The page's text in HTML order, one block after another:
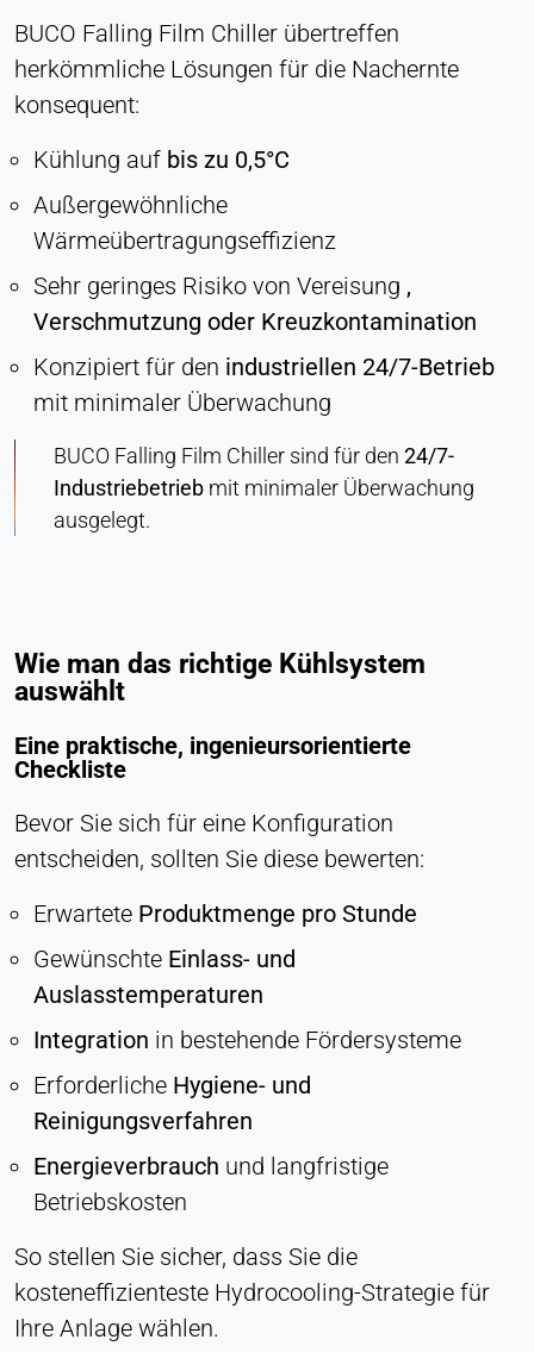
BUCO Falling Film Chiller übertreffen
herkömmliche Lösungen für die Nachernte
konsequent:
Kühlung auf bis zu 0,5°C
Außergewöhnliche
Wärmeübertragungseffizienz
Sehr geringes Risiko von Vereisung ,
Verschmutzung oder Kreuzkontamination
Konzipiert für den industriellen 24/7-Betrieb
mit minimaler Überwachung
BUCO Falling Film Chiller sind für den 24/7-
Industriebetrieb mit minimaler Überwachung
ausgelegt.
Wie man das richtige Kühlsystem
auswählt
Eine praktische, ingenieursorientierte
Checkliste
Bevor Sie sich für eine Konfiguration
entscheiden, sollten Sie diese bewerten:
Erwartete Produktmenge pro Stunde
Gewünschte Einlass- und
Auslasstemperaturen
Integration in bestehende Fördersysteme
Erforderliche Hygiene- und
Reinigungsverfahren
Energieverbrauch und langfristige
Betriebskosten
So stellen Sie sicher, dass Sie die
kosteneffizienteste Hydrocooling-Strategie für
Ihre Anlage wählen.